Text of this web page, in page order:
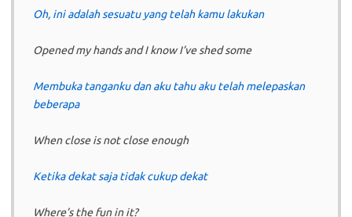
Oh, ini adalah sesuatu yang telah kamu lakukan
Opened my hands and I know I’ve shed some
Membuka tanganku dan aku tahu aku telah melepaskan
beberapa
When close is not close enough
Ketika dekat saja tidak cukup dekat
Where’s the fun in it?